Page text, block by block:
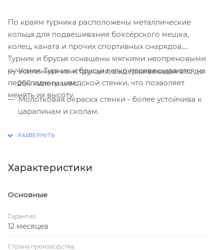
По краям турника расположены металлические
кольца для подвешивания боксёрского мешка,
колец, каната и прочих спортивных снарядов.
Турник и брусья оснащены мягкими неопреновыми
ручками. Турник и брусья легко перевешиваются на
перекладины шведской стенки, что позволяет
менять их высоту.
Усиленная конструкция, выдерживающая вес до
250 килограмм.
Молотковая окраска стенки - более устойчива к
царапинам и сколам.
см.
выполнены из металла и ПВХ.
стенка, турник под 3 хвата, брусья + пресс, крепеж,
Характеристики
Основные
Гарантия
12 месяцев
Страна производства